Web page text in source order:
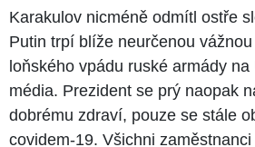
Karakulov nicméně odmítl ostře
Putin trpí blíže neurčenou
loňského vpádu ruské armády
média. Prezident se prý naopak
dobrému zdraví, pouze se stále
covidem-19. Všichni